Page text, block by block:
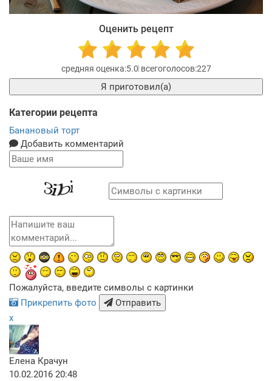
Оценить рецепт
5.0 227
Я приготовил(а)
Категории рецепта
Банановый торт
Добавить комментарий
Пожалуйста, введите символы с картинки
Прикрепить фото
Отправить
x
Елена Крачун
10.02.2016 20:48